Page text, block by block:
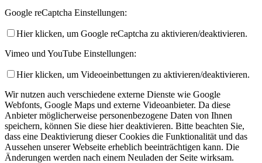
Google reCaptcha Einstellungen:
Hier klicken, um Google reCaptcha zu aktivieren/deaktivieren.
Vimeo und YouTube Einstellungen:
Hier klicken, um Videoeinbettungen zu aktivieren/deaktivieren.
Wir nutzen auch verschiedene externe Dienste wie Google
Webfonts, Google Maps und externe Videoanbieter. Da diese
Anbieter möglicherweise personenbezogene Daten von Ihnen
speichern, können Sie diese hier deaktivieren. Bitte beachten Sie,
dass eine Deaktivierung dieser Cookies die Funktionalität und das
Aussehen unserer Webseite erheblich beeinträchtigen kann. Die
Änderungen werden nach einem Neuladen der Seite wirksam.